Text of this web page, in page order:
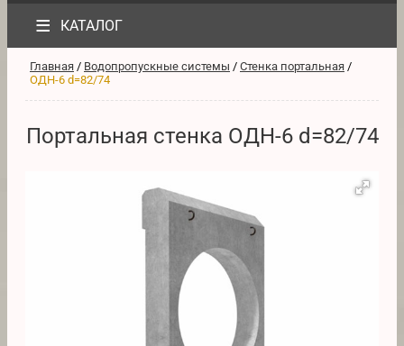
≡ КАТАЛОГ
Главная / Водопропускные системы / Стенка портальная /
ОДН-6 d=82/74
Портальная стенка ОДН-6 d=82/74